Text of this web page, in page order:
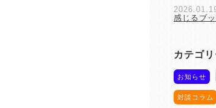
感じるブ
カテゴ
お知らせ
対談コラム